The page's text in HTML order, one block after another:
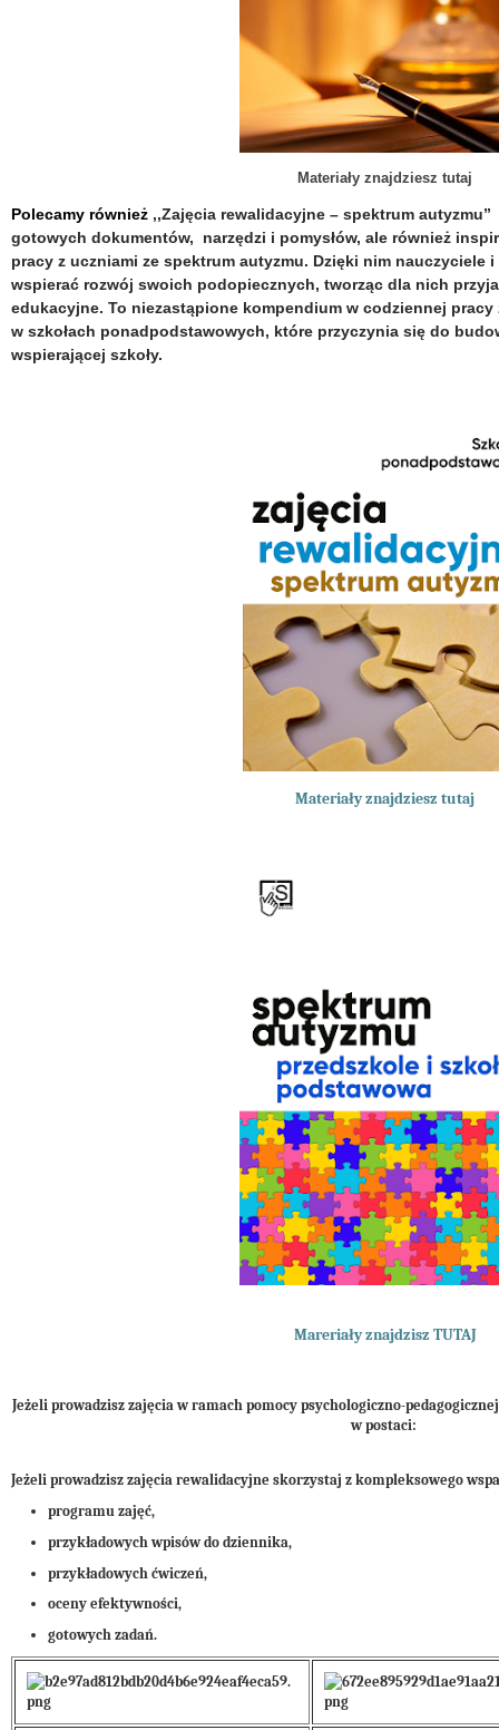
Materiały znajdziesz tutaj
Polecamy również ,,Zajęcia rewalidacyjne – spektrum
gotowych dokumentów, narzędzi i pomysłów, ale również
pracy z uczniami ze spektrum autyzmu. Dzięki nim nauczyciele
wspierać rozwój swoich podopiecznych, tworząc dla nich
edukacyjne. To niezastąpione kompendium w codziennej
w szkołach ponadpodstawowych, które przyczynia się do
wspierającej szkoły.
Materiały znajdziesz tutaj
Mareriały znajdzisz TUTAJ
Jeżeli prowadzisz zajęcia w ramach pomocy psychologiczno-
w postaci:
Jeżeli prowadzisz zajęcia rewalidacyjne skorzystaj z kompleksowego
programu zajęć,
przykładowych wpisów do dziennika,
przykładowych ćwiczeń,
oceny efektywności,
gotowych zadań.